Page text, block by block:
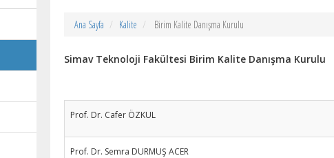
Ana Sayfa Kalite Birim Kalite Danışma Kurulu
Simav Teknoloji Fakültesi Birim Kalite Danışma Kurulu
Prof. Dr. Cafer ÖZKUL
Prof. Dr. Semra DURMUŞ ACER